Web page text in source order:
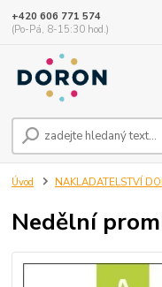
+420 606 771 574
(Po-Pá, 8-15:30 hod.)
Úvod NAKLADATELSTVÍ
Nedělní